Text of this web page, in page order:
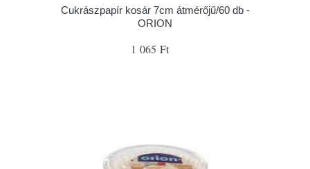
Cukrászpapír kosár 7cm átmérőjű/60 db -
ORION
1 065 Ft